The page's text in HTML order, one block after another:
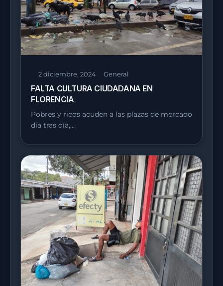
2 diciembre, 2024 General
FALTA CULTURA CIUDADANA EN
FLORENCIA
Pobres y ricos acuden a las plazas de mercado
día tras día,…